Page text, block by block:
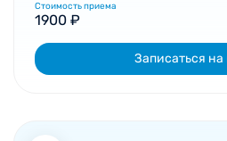
Стоимость приема
1900 ₽
Записаться